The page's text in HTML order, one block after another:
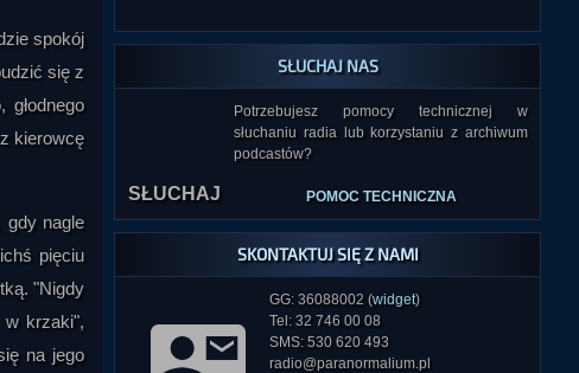
spokój
się z
kierowcę
gdy nagle
pięciu
"Nigdy
w krzaki",
na jego
SŁUCHAJ NAS
Potrzebujesz pomocy technicznej w
słuchaniu radia lub korzystaniu z archiwum
podcastów?
POMOC TECHNICZNA
SKONTAKTUJ SIĘ Z NAMI
GG: 36088002 (widget)
Tel: 32 746 00 08
SMS: 530 620 493
radio@paranormalium.pl